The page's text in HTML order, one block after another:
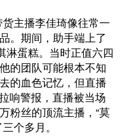
主播李佳琦像往常一
。期间，助手端上了
淋蛋糕。当时正值六四
的团队可能根本不知
的血色记忆，但直播
响警报，直播被当场
粉丝的顶流主播，“莫
个多月。